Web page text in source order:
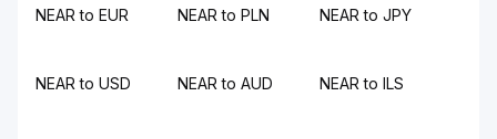
NEAR to EUR NEAR to PLN NEAR to JPY
NEAR to USD NEAR to AUD NEAR to ILS